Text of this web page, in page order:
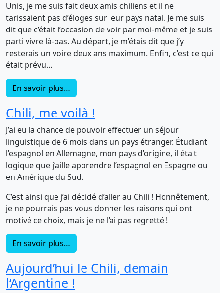
Unis, je me suis fait deux amis chiliens et il ne
tarissaient pas d’éloges sur leur pays natal. Je me suis
dit que c’était l’occasion de voir par moi-même et je suis
parti vivre là-bas. Au départ, je m’étais dit que j’y
resterais un voire deux ans maximum. Enfin, c’est ce qui
était prévu…
En savoir plus…
Chili, me voilà !
J’ai eu la chance de pouvoir effectuer un séjour
linguistique de 6 mois dans un pays étranger. Étudiant
l’espagnol en Allemagne, mon pays d’origine, il était
logique que j’aille apprendre l’espagnol en Espagne ou
en Amérique du Sud.
C’est ainsi que j’ai décidé d’aller au Chili ! Honnêtement,
je ne pourrais pas vous donner les raisons qui ont
motivé ce choix, mais je ne l’ai pas regretté !
En savoir plus…
Aujourd’hui le Chili, demain
l‘Argentine !